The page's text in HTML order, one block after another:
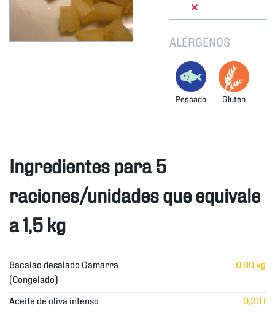
ALÉRGENOS
Pescado Gluten
Ingredientes para 5
raciones/unidades que equivale
a 1,5 kg
Bacalao desalado Gamarra
(Congelado)
0,90 kg
Aceite de oliva intenso
0,30 l